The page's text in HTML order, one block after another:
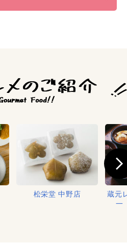
松栄堂 中野店
蔵元
一